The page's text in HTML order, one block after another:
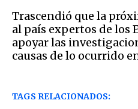
Trascendió que la
al país expertos de los
apoyar las
causas de lo ocurrido
TAGS RELACIONADOS: